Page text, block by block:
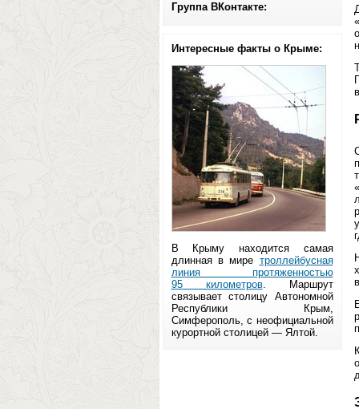
Группа ВКонтакте:
Интересные факты о Крыме:
В Крыму находится самая
длинная в мире троллейбусная
линия протяженностью
95 километров. Маршрут
связывает столицу Автономной
Республики Крым,
Симферополь, с неофициальной
курортной столицей — Ялтой.